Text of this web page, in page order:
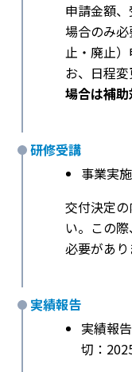
申請金額
場合のみ
止・廃止
お、日程
場合は補
研修受講
事業実
交付決定
い。この
必要があり
実績報告
実績報
切：